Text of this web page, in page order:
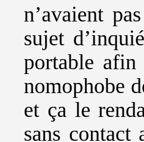
n’avaient
sujet
portable afin
nomophobe
et ça le
sans contact